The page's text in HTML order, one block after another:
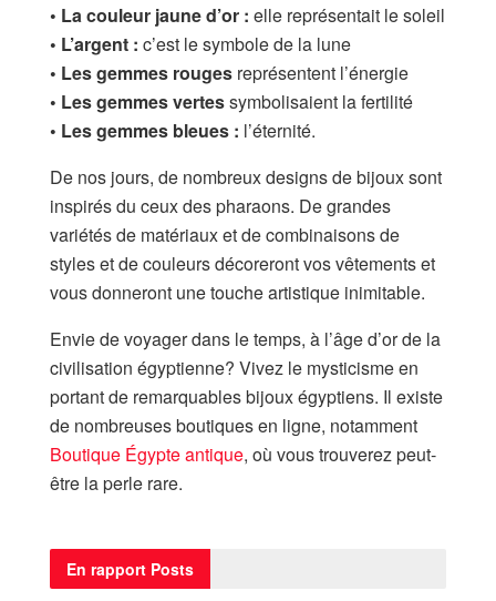
• La couleur jaune d’or : elle représentait le soleil
• L’argent : c’est le symbole de la lune
• Les gemmes rouges représentent l’énergie
• Les gemmes vertessymbolisaient la fertilité
• Les gemmes bleues : l’éternité.
De nos jours, de nombreux designs de bijoux sont
inspirés du ceux des pharaons. De grandes
variétés de matériaux et de combinaisons de
styles et de couleurs décoreront vos vêtements et
vous donneront une touche artistique inimitable.
Envie de voyager dans le temps, à l’âge d’or de la
civilisation égyptienne? Vivez le mysticisme en
portant de remarquables bijoux égyptiens. Il existe
de nombreuses boutiques en ligne, notamment
Boutique Égypte antique, où vous trouverez peut-
être la perle rare.
En rapport Posts